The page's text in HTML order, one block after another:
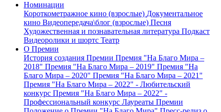
Номинации
Короткометражное кино (взрослые) Документальное
кино Видеопередача\блог (взрослые) Песня
Художественная и познавательная литература Подкаст
Видеоролики и шортс Театр
О Премии
История создания Премии Премия "На Благо Мира –
2018" Премия "На Благо Мира – 2019" Премия "На
Благо Мира – 2020" Премия "На Благо Мира – 2021"
Премия "На Благо Мира – 2022" - Любительский
конкурс Премия "На Благо Мира – 2022" -
Профессиональный конкурс Лауреаты Премии